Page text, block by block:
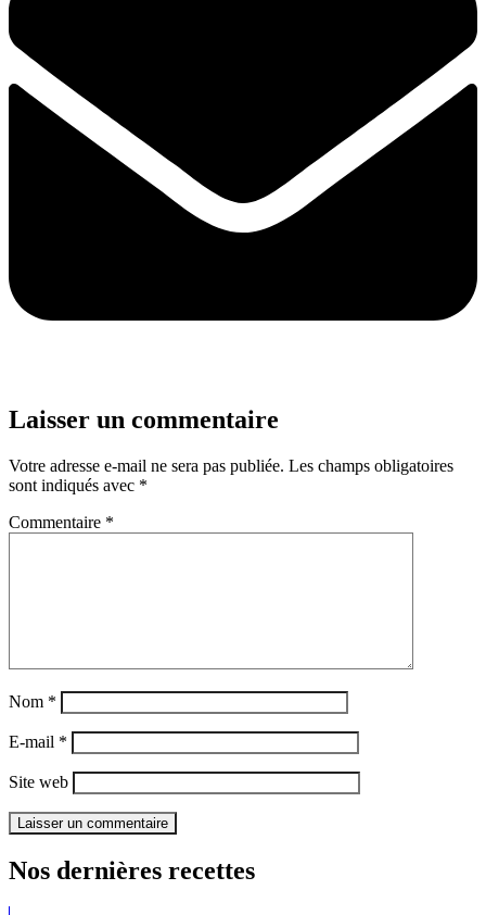
Laisser un commentaire
Votre adresse e-mail ne sera pas publiée. Les champs obligatoires
sont indiqués avec *
Commentaire *
Nom *
E-mail *
Site web
Nos dernières recettes